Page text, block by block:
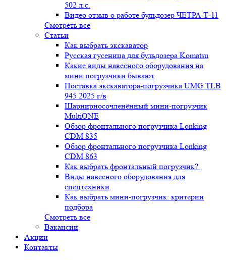
502 л.с.
Видео отзыв о работе бульдозер ЧЕТРА Т-11
Смотреть все
Статьи
Как выбрать экскаватор
Русская гусеница для бульдозера Komatsu
Какие виды навесного оборудования на
мини погрузчики бывают
Поставка экскаватора-погрузчика UMG TLB
945 2025 г/в
Шарнирносочленённый мини-погрузчик
MultiONE
Обзор фронтального погрузчика Lonking
CDM 835
Обзор фронтального погрузчика Lonking
CDM 863
Как выбрать фронтальный погрузчик?
Виды навесного оборудования для
спецтехники
Как выбрать мини-погрузчик: критерии
подбора
Смотреть все
Вакансии
Акции
Контакты